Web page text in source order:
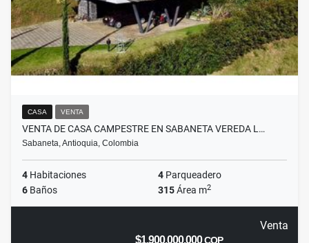
CASA VENTA
VENTA DE CASA CAMPESTRE EN SABANETA VEREDA L…
Sabaneta, Antioquia, Colombia
4 Habitaciones 4 Parqueadero
6 Baños 315Área m2
Venta
$1.900.000.000COP